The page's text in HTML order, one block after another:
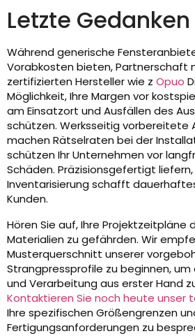
Letzte Gedanken
Während generische
Vorabkosten bieten, Partnerschaft
zertifizierten Hersteller wie z Opuo
Möglichkeit, Ihre Margen vor
am Einsatzort und Ausfällen des
schützen. Werksseitig vorbereitete
machen Rätselraten bei der
schützen Ihr Unternehmen vor
Schäden. Präzisionsgefertigt
Inventarisierung schafft
Kunden.
Hören Sie auf, Ihre Projektzeitpläne
Materialien zu gefährden. Wir
Musterquerschnitt unserer
Strangpressprofile zu beginnen,
und Verarbeitung aus erster Hand
Kontaktieren Sie noch heute unser
Ihre spezifischen Größengrenzen
Fertigungsanforderungen zu